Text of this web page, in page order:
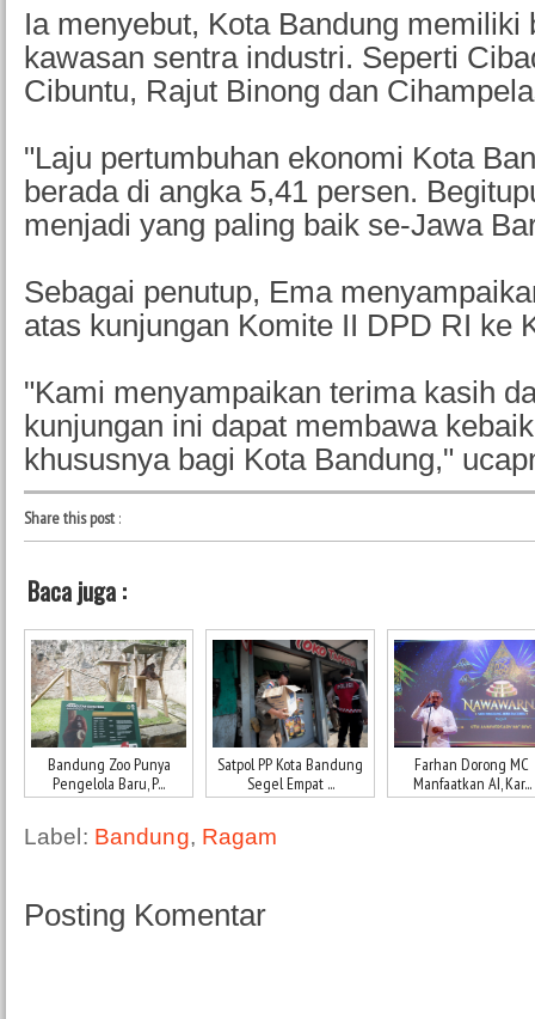
Ia menyebut, Kota Bandung memiliki
kawasan sentra industri. Seperti
Cibuntu, Rajut Binong dan
"Laju pertumbuhan ekonomi Kota
berada di angka 5,41 persen.
menjadi yang paling baik se-Jawa
Sebagai penutup, Ema
atas kunjungan Komite II DPD RI ke
"Kami menyampaikan terima kasih
kunjungan ini dapat membawa
khususnya bagi Kota Bandung,"
Share this post:
Baca juga :
Bandung Zoo Punya
Pengelola Baru, P...
Satpol PP Kota Bandung
Segel Empat ...
Farhan Dorong MC
Manfaatkan AI, Kar...
Label: Bandung, Ragam
Posting Komentar